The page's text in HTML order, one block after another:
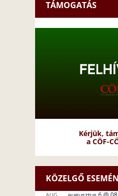
TÁMOGATÁS
Kérjük,
a CÖF-
KÖZELGŐ